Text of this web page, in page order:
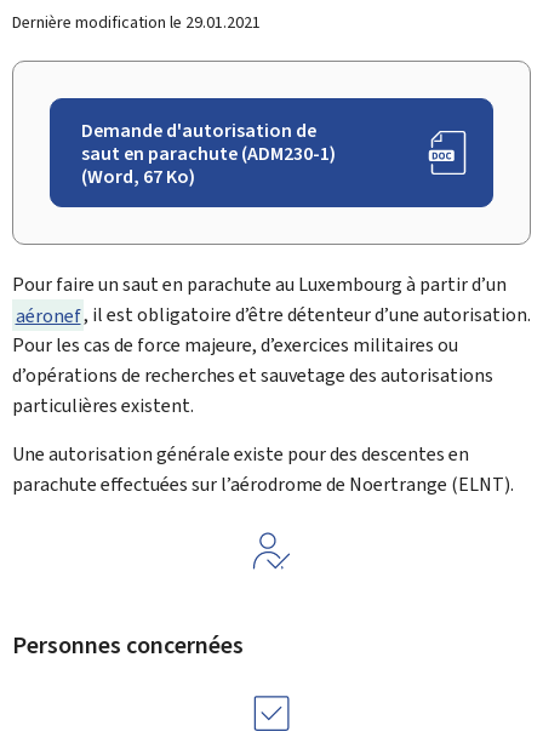
Dernière modification le 29.01.2021
Demande d'autorisation de
saut en parachute (ADM230-1)
(Word, 67 Ko)
Pour faire un saut en parachute au Luxembourg à partir d’un
aéronef, il est obligatoire d’être détenteur d’une autorisation.
Pour les cas de force majeure, d’exercices militaires ou
d’opérations de recherches et sauvetage des autorisations
particulières existent.
Une autorisation générale existe pour des descentes en
parachute effectuées sur l’aérodrome de Noertrange (ELNT).
Personnes concernées